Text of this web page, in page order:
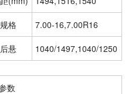
格 7.00-16,7.00R16
悬 1040/1497,1040/1250
数